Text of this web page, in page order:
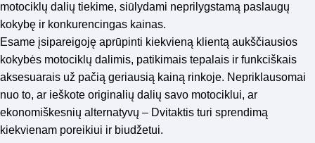
motociklų dalių tiekime, siūlydami neprilygstamą paslaugų
kokybę ir konkurencingas kainas.
Esame įsipareigoję aprūpinti kiekvieną klientą aukščiausios
kokybės motociklų dalimis, patikimais tepalais ir funkciškais
aksesuarais už pačią geriausią kainą rinkoje. Nepriklausomai
nuo to, ar ieškote originalių dalių savo motociklui, ar
ekonomiškesnių alternatyvų – Dvitaktis turi sprendimą
kiekvienam poreikiui ir biudžetui.